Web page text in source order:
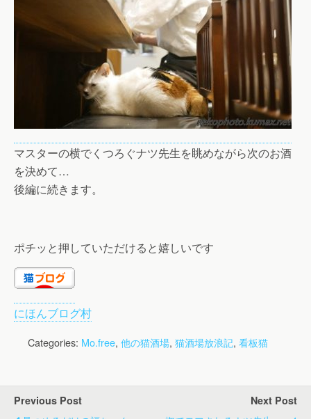
マスターの横でくつろぐナツ先生を眺めながら次のお酒
を決めて…
後編に続きます。
ポチッと押していただけると嬉しいです
にほんブログ村
Categories: Mo.free, 他の猫酒場, 猫酒場放浪記, 看板猫
Previous Post Next Post